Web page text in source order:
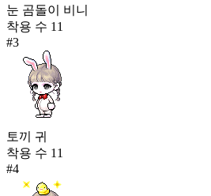
눈 곰돌이 비니
착용 수 11
#3
토끼 귀
착용 수 11
#4